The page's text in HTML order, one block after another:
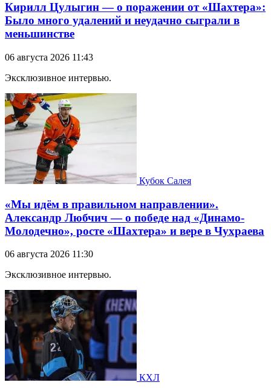
Кирилл Цулыгин — о поражении от «Шахтера»:
Было много удалений и неудачно сыграли в
меньшинстве
06 августа 2026 11:43
Эксклюзивное интервью.
Кубок Салея
«Мы идём в правильном направлении».
Александр Любчич — о победе над «Динамо-
Молодечно», росте «Шахтера» и вере в Чухраева
06 августа 2026 11:30
Эксклюзивное интервью.
КХЛ